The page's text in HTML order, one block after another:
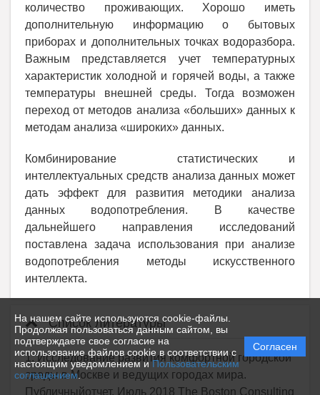
На нашем сайте используются cookie-файлы.
Продолжая пользоваться данным сайтом, вы
подтверждаете свое согласие на
использование файлов cookie в соответствии с
настоящим уведомлением иПользовательским
соглашением.
Согласен
количество проживающих. Хорошо иметь
дополнительную информацию о бытовых
приборах и дополнительных точках водоразбора.
Важным представляется учет температурных
характеристик холодной и горячей воды, а также
температуры внешней среды. Тогда возможен
переход от методов анализа «больших» данных к
методам анализа «широких» данных.
Комбинирование статистических и
интеллектуальных средств анализа данных может
дать эффект для развития методики анализа
данных водопотребления. В качестве
дальнейшего направления исследований
поставлена задача использования при анализе
водопотребления методы искусственного
интеллекта.
Список литературы
1. Исследование развития комфортной городской
среды в Москве и ведущих городах мира.
Публичныйотчет. Июль 2018 The Boston Consulting